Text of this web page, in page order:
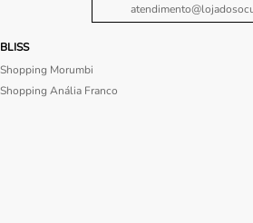
BLISS
Shopping Morumbi
Shopping Anália Franco